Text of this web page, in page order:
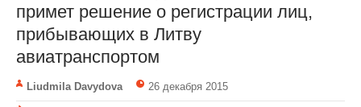
примет решение о регистрации лиц,
прибывающих в Литву
авиатранспортом
Liudmila Davydova 26 декабря 2015